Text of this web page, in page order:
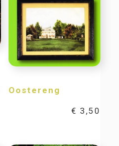
Oostereng
€ 3,50